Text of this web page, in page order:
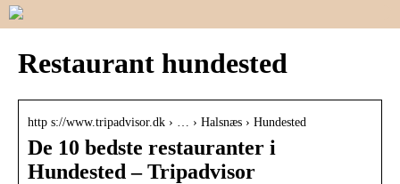
Restaurant hundested
http s://www.tripadvisor.dk › … › Halsnæs › Hundested
De 10 bedste restauranter i
Hundested – Tripadvisor